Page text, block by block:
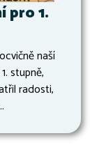
pro 1.
naší
stupně,
radosti,